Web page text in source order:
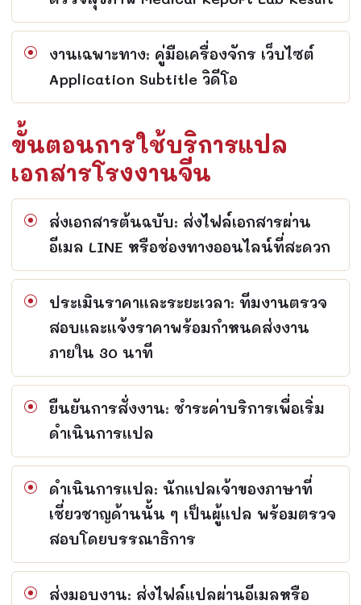
งานเฉพาะทาง: คู่มือเครื่องจักร เว็บไซต์
Application Subtitle วิดีโอ
ขั้นตอนการใช้บริการแปล
เอกสารโรงงานจีน
ส่งเอกสารต้นฉบับ: ส่งไฟล์เอกสารผ่าน
อีเมล LINE หรือช่องทางออนไลน์ที่สะดวก
ประเมินราคาและระยะเวลา: ทีมงานตรวจ
สอบและแจ้งราคาพร้อมกำหนดส่งงาน
ภายใน 30 นาที
ยืนยันการสั่งงาน: ชำระค่าบริการเพื่อเริ่ม
ดำเนินการแปล
ดำเนินการแปล: นักแปลเจ้าของภาษาที่
เชี่ยวชาญด้านนั้น ๆ เป็นผู้แปล พร้อมตรวจ
สอบโดยบรรณาธิการ
ส่งมอบงาน: ส่งไฟล์แปลผ่านอีเมลหรือ